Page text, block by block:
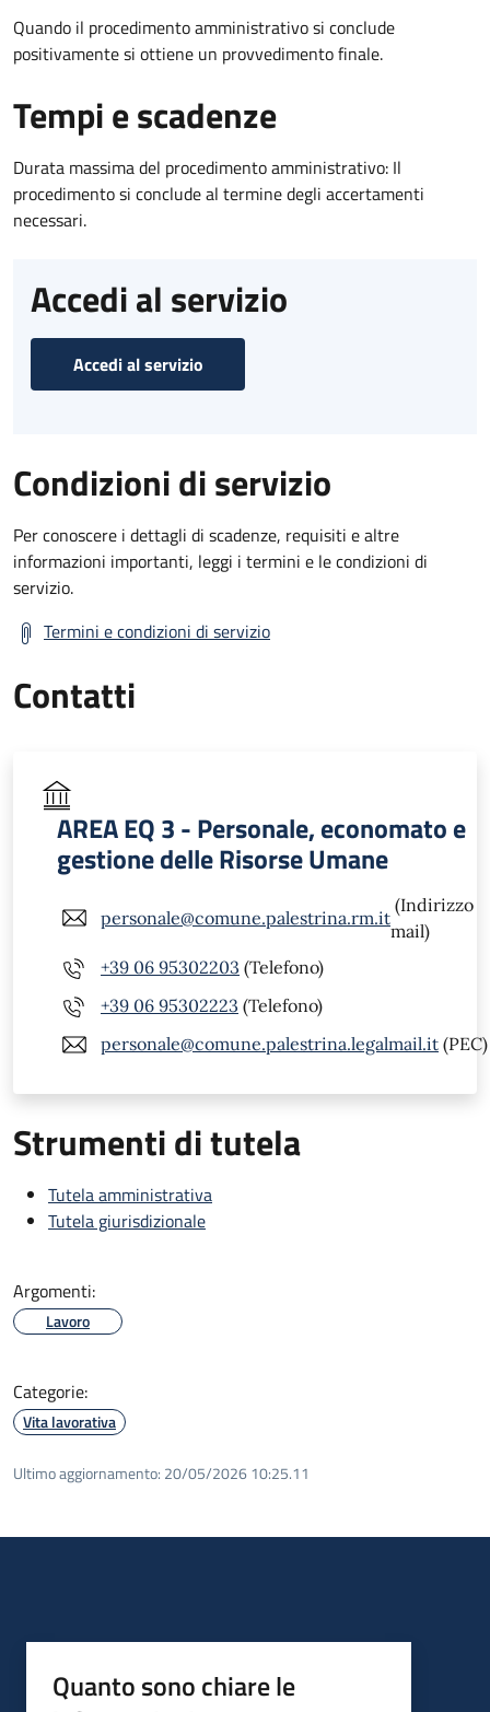
Quando il procedimento amministrativo si conclude
positivamente si ottiene un provvedimento finale.
Tempi e scadenze
Durata massima del procedimento amministrativo: Il
procedimento si conclude al termine degli accertamenti
necessari.
Accedi al servizio
Accedi al servizio
Condizioni di servizio
Per conoscere i dettagli di scadenze, requisiti e altre
informazioni importanti, leggi i termini e le condizioni di
servizio.
Termini e condizioni di servizio
Contatti
AREA EQ 3 - Personale, economato e
gestione delle Risorse Umane
personale@comune.palestrina.rm.it
(Indirizzo
mail)
+39 06 95302203 (Telefono)
+39 06 95302223 (Telefono)
personale@comune.palestrina.legalmail.it (PEC)
Strumenti di tutela
Tutela amministrativa
Tutela giurisdizionale
Argomenti:
Lavoro
Categorie:
Vita lavorativa
Ultimo aggiornamento: 20/05/2026 10:25.11
Quanto sono chiare le